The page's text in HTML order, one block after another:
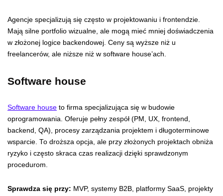
Agencje specjalizują się często w projektowaniu i frontendzie.
Mają silne portfolio wizualne, ale mogą mieć mniej doświadczenia
w złożonej logice backendowej. Ceny są wyższe niż u
freelancerów, ale niższe niż w software house’ach.
Software house
Software house to firma specjalizująca się w budowie
oprogramowania. Oferuje pełny zespół (PM, UX, frontend,
backend, QA), procesy zarządzania projektem i długoterminowe
wsparcie. To droższa opcja, ale przy złożonych projektach obniża
ryzyko i często skraca czas realizacji dzięki sprawdzonym
procedurom.
Sprawdza się przy: MVP, systemy B2B, platformy SaaS, projekty